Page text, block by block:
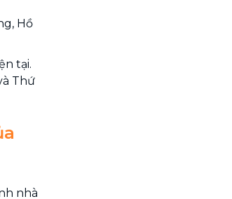
Hồ
tại.
Thứ
nhà